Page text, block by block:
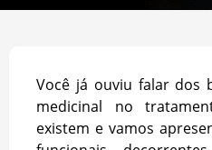
Você já ouviu falar dos
medicinal no
existem e vamos